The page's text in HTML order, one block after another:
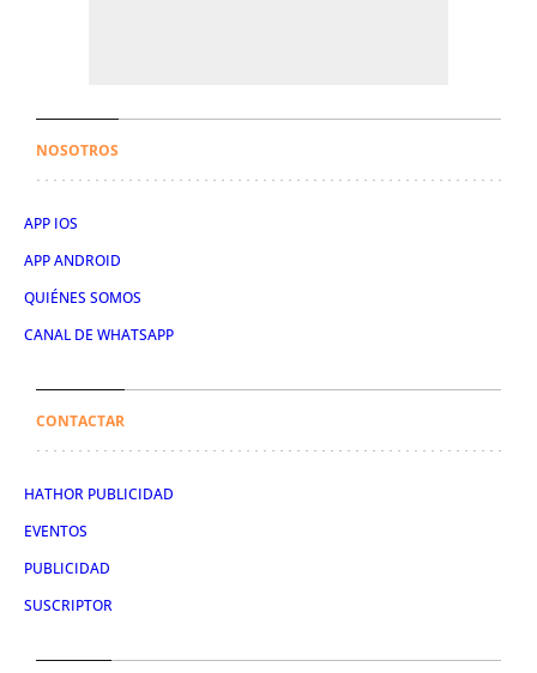
NOSOTROS
APP IOS
APP ANDROID
QUIÉNES SOMOS
CANAL DE WHATSAPP
CONTACTAR
HATHOR PUBLICIDAD
EVENTOS
PUBLICIDAD
SUSCRIPTOR